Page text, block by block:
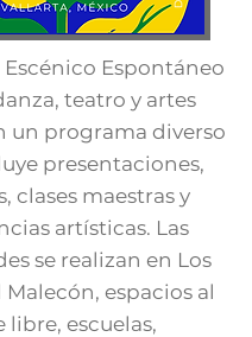
Escénico Espontáneo
teatro y artes
un programa diverso
presentaciones,
clases maestras y
artísticas. Las
se realizan en Los
Malecón, espacios al
libre, escuelas,